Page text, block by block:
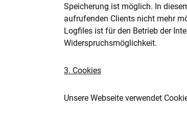
Speicherung ist möglich. In
aufrufenden Clients nicht mehr
Logfiles ist für den Betrieb der
Widerspruchsmöglichkeit.
3. Cookies
Unsere Webseite verwendet